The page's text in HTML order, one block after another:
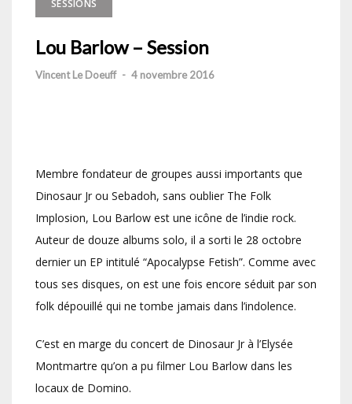
SESSIONS
Lou Barlow – Session
Vincent Le Doeuff - 4 novembre 2016
Membre fondateur de groupes aussi importants que
Dinosaur Jr ou Sebadoh, sans oublier The Folk
Implosion, Lou Barlow est une icône de l’indie rock.
Auteur de douze albums solo, il a sorti le 28 octobre
dernier un EP intitulé “Apocalypse Fetish”. Comme avec
tous ses disques, on est une fois encore séduit par son
folk dépouillé qui ne tombe jamais dans l’indolence.
C’est en marge du concert de Dinosaur Jr à l’Elysée
Montmartre qu’on a pu filmer Lou Barlow dans les
locaux de Domino.